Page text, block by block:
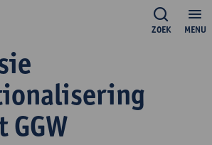
MENU
ZOEK